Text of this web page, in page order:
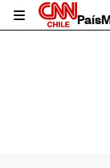
País